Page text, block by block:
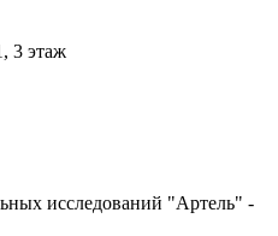
3 этаж
исследований "Артель" -